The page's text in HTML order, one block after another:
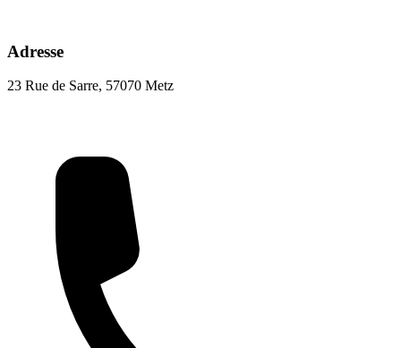
Adresse
23 Rue de Sarre, 57070 Metz